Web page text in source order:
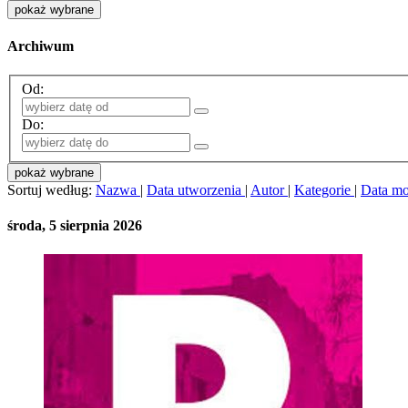
pokaż wybrane
Archiwum
Od:
Do:
pokaż wybrane
Sortuj według: Nazwa | Data utworzenia | Autor | Kategorie | Data
środa, 5 sierpnia 2026